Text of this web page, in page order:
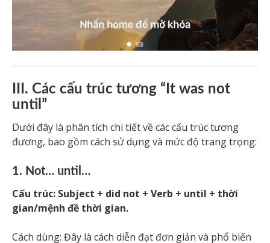
III. Các cấu trúc tương “It was not
until”
Dưới đây là phân tích chi tiết về các cấu trúc tương
đương, bao gồm cách sử dụng và mức độ trang trọng:
1. Not… until…
Cấu trúc: Subject + did not + Verb + until + thời
gian/mệnh đề thời gian.
Cách dùng: Đây là cách diễn đạt đơn giản và phổ biến